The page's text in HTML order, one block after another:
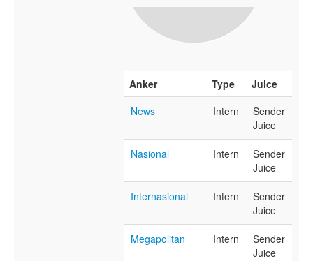
Anker Type
Juice
News
Intern
Sender
Juice
Nasional Intern
Sender
Juice
Internasional Intern
Sender
Juice
Megapolitan Intern
Sender
Juice